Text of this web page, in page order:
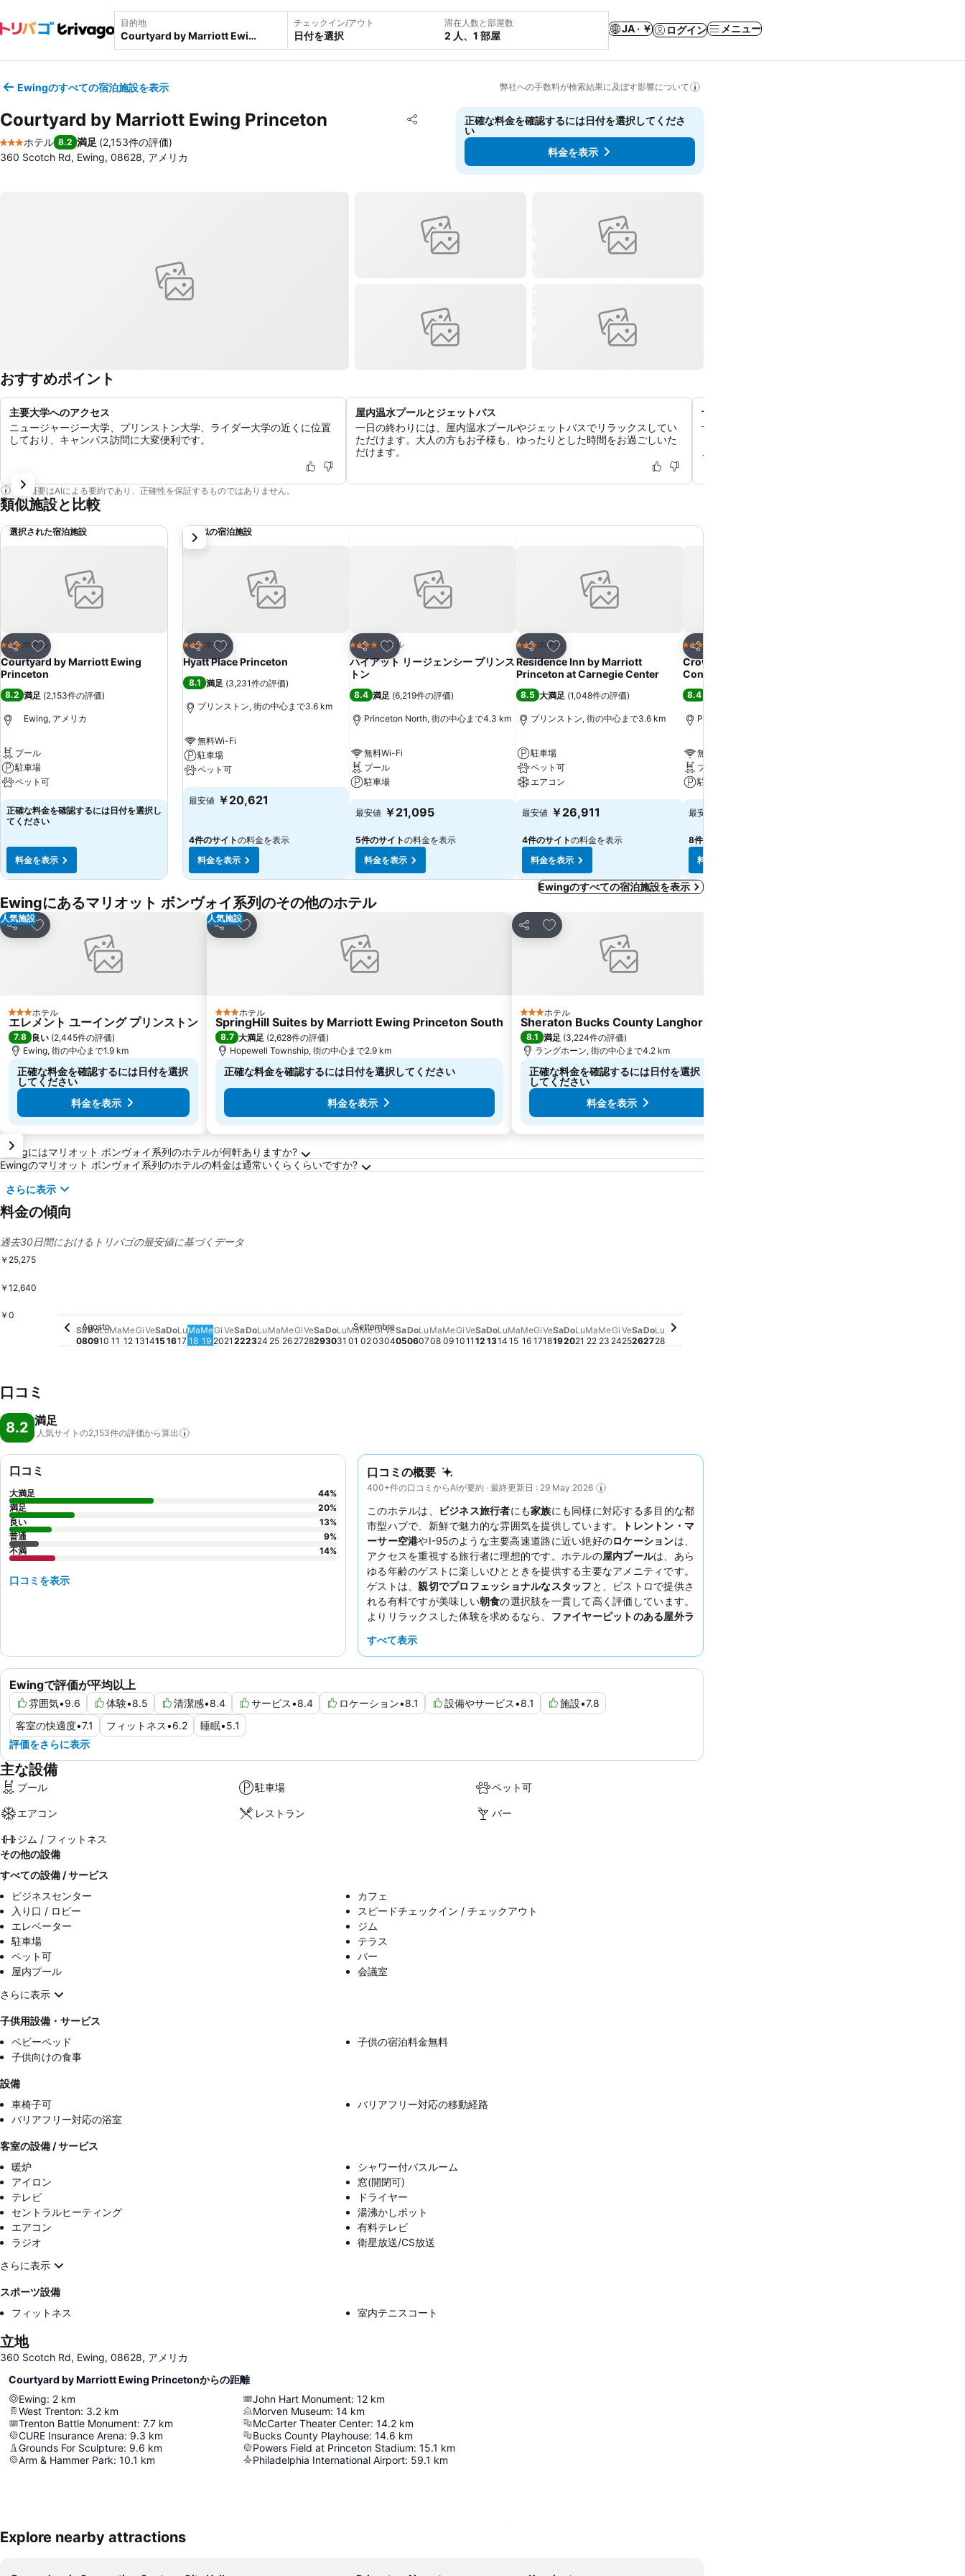
目的地 チェックイン/アウト
日付を選択
滞在人数と部屋数
2 人、1 部屋
JA · ￥ ログイン メニュー
Ewingのすべての宿泊施設を表示 弊社への手数料が検索結果に及ぼす影響について
Courtyard by Marriott Ewing Princeton シェア
お気に入りに追加
3 ホテルのランク
ホテル 8.2 満足 (2,153件の評価)
360 Scotch Rd, Ewing, 08628, アメリカ
正確な料金を確認するには日付を選択してくださ
い
料金を表示
おすすめポイント
主要大学へのアクセス
ニュージャージー大学、プリンストン大学、ライダー大学の近くに位置
しており、キャンパス訪問に大変便利です。
屋内温水プールとジェットバス
一日の終わりには、屋内温水プールやジェットバスでリラックスしてい
ただけます。大人の方もお子様も、ゆったりとした時間をお過ごしいた
だけます。
ザ・ビストロでの館内ダイニング
ザ・ビストロでは、カジュアルな雰囲気の中で、ご朝食
ご用意しております。
この概要はAIによる要約であり、正確性を保証するものではありません。
類似施設と比較
選択された宿泊施設
シェア
お気に入りに追加
3 ホテルのランク
ホテル
Courtyard by Marriott Ewing
Princeton
8.2 満足 (2,153件の評価)
Ewing, アメリカ
プール
駐車場
ペット可
正確な料金を確認するには日付を選択し
てください
料金を表示
類似の宿泊施設
シェア
お気に入りに追加
3 ホテルのランク
ホテル
Hyatt Place Princeton
8.1 満足 (3,231件の評価)
プリンストン, 街の中心まで3.6 km
無料Wi-Fi
駐車場
ペット可
最安値 ￥20,621
4件のサイトの料金を表示
料金を表示
シェア
お気に入りに追加
4 ホテルのランク
ホテル
ハイアット リージェンシー プリンス
トン
8.4 満足 (6,219件の評価)
Princeton North, 街の中心まで4.3 km
無料Wi-Fi
プール
駐車場
最安値 ￥21,095
5件のサイトの料金を表示
料金を表示
シェア
お気に入りに追加
3 ホテルのランク
ホテル
Residence Inn by Marriott
Princeton at Carnegie Center
8.5 大満足 (1,048件の評価)
プリンストン, 街の中心まで3.6 km
駐車場
ペット可
エアコン
最安値 ￥26,911
4件のサイトの料金を表示
料金を表示
シェア
4 ホテルのランク
Crowne Plaza Princeton -
Conference Center By Ihg
8.4
Plainsboro, 街の中心まで0.7 km
無料Wi-Fi
プール
駐車場
最安値
8件のサイト
料金を表示
次
Ewingのすべての宿泊施設を表示
Ewingにあるマリオット ボンヴォイ系列のその他のホテル
人気施設
シェア
お気に入りに追加
3 ホテルのランク
ホテル
エレメント ユーイング プリンストン
7.8 良い (2,445件の評価)
Ewing, 街の中心まで1.9 km
正確な料金を確認するには日付を選択
してください
料金を表示
人気施設
シェア
お気に入りに追加
3 ホテルのランク
ホテル
SpringHill Suites by Marriott Ewing Princeton South
8.7 大満足 (2,628件の評価)
Hopewell Township, 街の中心まで2.9 km
正確な料金を確認するには日付を選択してください
料金を表示
シェア
お気に入りに追加
3 ホテルのランク
ホテル
Sheraton Bucks County Langhorne
8.1 満足 (3,224件の評価)
ラングホーン, 街の中心まで4.2 km
正確な料金を確認するには日付を選択
してください
料金を表示
Ewingに関するよくある質問
Ewingにはマリオット ボンヴォイ系列のホテルが何軒ありますか?
Ewingのマリオット ボンヴォイ系列のホテルの料金は通常いくらくらいですか?
さらに表示
料金の傾向
過去30日間におけるトリバゴの最安値に基づくデータ
￥25,275
￥12,640
￥0
Sabato, Agosto 08
この日付の価格動向はありません
Agosto
Sa
08
Domenica, Agosto 09
この日付の価格動向はありません
Do
09
Lu
10
Martedì, Agosto 11
この日付の価格動向はありません
Ma
11
Mercoledì, Agosto 12
この日付の価格動向はありません
Me
12
Giovedì, Agosto 13
この日付の価格動向はありません
Gi
13
Venerdì, Agosto 14
この日付の価格動向はありません
Ve
14
Sabato, Agosto 15
この日付の価格動向はありません
Sa
15
Domenica, Agosto 16
この日付の価格動向はありません
Do
16
Lunedì, Agosto 17
この日付の価格動向はありません
Lu
17
Martedì, Agosto 18
この日付の価格動向はありません
Ma
18
Me
19
Giovedì, Agosto 20
この日付の価格動向はありません
Gi
20
Venerdì, Agosto 21
この日付の価格動向はありません
Ve
21
Sabato, Agosto 22
この日付の価格動向はありません
Sa
22
Domenica, Agosto 23
この日付の価格動向はありません
Do
23
Lunedì, Agosto 24
この日付の価格動向はありません
Lu
24
Martedì, Agosto 25
この日付の価格動向はありません
Ma
25
Mercoledì, Agosto 26
この日付の価格動向はありません
Me
26
Giovedì, Agosto 27
この日付の価格動向はありません
Gi
27
Venerdì, Agosto 28
この日付の価格動向はありません
Ve
28
Sabato, Agosto 29
この日付の価格動向はありません
Sa
29
Domenica, Agosto 30
この日付の価格動向はありません
Do
30
Lunedì, Agosto 31
この日付の価格動向はありません
Lu
31
Martedì, Settembre 01
この日付の価格動向はありません
Settembre
Ma
01
Mercoledì, Settembre 02
この日付の価格動向はありません
Me
02
Giovedì, Settembre 03
この日付の価格動向はありません
Gi
03
Venerdì, Settembre 04
この日付の価格動向はありません
Ve
04
Sabato, Settembre 05
この日付の価格動向はありません
Sa
05
Domenica, Settembre 06
この日付の価格動向はありません
Do
06
Lunedì, Settembre 07
この日付の価格動向はありません
Lu
07
Martedì, Settembre 08
この日付の価格動向はありません
Ma
08
Mercoledì, Settembre 09
この日付の価格動向はありません
Me
09
Giovedì, Settembre 10
この日付の価格動向はありません
Gi
10
Venerdì, Settembre 11
この日付の価格動向はありません
Ve
11
Sabato, Settembre 12
この日付の価格動向はありません
Sa
12
Domenica, Settembre 13
この日付の価格動向はありません
Do
13
Lunedì, Settembre 14
この日付の価格動向はありません
Lu
14
Martedì, Settembre 15
この日付の価格動向はありません
Ma
15
Mercoledì, Settembre 16
この日付の価格動向はありません
Me
16
Giovedì, Settembre 17
この日付の価格動向はありません
Gi
17
Venerdì, Settembre 18
この日付の価格動向はありません
Ve
18
Sabato, Settembre 19
この日付の価格動向はありません
Sa
19
Domenica, Settembre 20
この日付の価格動向はありません
Do
20
Lunedì, Settembre 21
この日付の価格動向はありません
Lu
21
Martedì, Settembre 22
この日付の価格動向はありません
Ma
22
Mercoledì, Settembre 23
この日付の価格動向はありません
Me
23
Giovedì, Settembre 24
この日付の価格動向はありません
Gi
24
Venerdì, Settembre 25
この日付の価格動向はありません
Ve
25
Sabato, Settembre 26
この日付の価格動向はありません
Sa
26
Domenica, Settembre 27
この日付の価格動向はありません
Do
27
Lunedì, Settembre 28
この日付の価格動向はありません
Lu
28
口コミ
8.2 満足
人気サイトの2,153件の評価から算出
口コミの概要
400+件の口コミからAIが要約 · 最終更新日 : 29 May 2026
このホテルは、 ビジネス旅行者にも家族にも同様に対応する多目的な都
市型ハブで、新鮮で魅力的な雰囲気を提供しています。
トレントン・マ
ーサー空港やI-95のような主要高速道路に近い絶好のロケーションは、
アクセスを重視する旅行者に理想的です。ホテルの屋内プールは、あら
ゆる年齢のゲストに楽しいひとときを提供する主要なアメニティです。
ゲストは、親切でプロフェッショナルなスタッフ と、ビストロで提供さ
れる有料ですが美味しい朝食の選択肢を一貫して高く評価しています。
よりリラックスした体験を求めるなら、 ファイヤーピットのある屋外ラ
すべて表示
Ewingで評価が平均以上
雰囲気•9.6 体験•8.5 清潔感•8.4 サービス•8.4 ロケーション•8.1 設備やサービス•8.1 施設•7.8
客室の快適度•7.1 フィットネス•6.2 睡眠•5.1
評価をさらに表示
口コミ
大満足 44%
満足
20%
良い
13%
普通
9%
不満
14%
口コミを表示
主な設備
プール 駐車場 ペット可
エアコン レストラン バー
ジム / フィットネス
その他の設備
すべての設備 / サービス
ビジネスセンター
カフェ
入り口 / ロビー
スピードチェックイン / チェックアウト
エレベーター
ジム
駐車場
テラス
ペット可
バー
屋内プール
会議室
さらに表示
子供用設備・サービス
ベビーベッド
子供の宿泊料金無料
子供向けの食事
設備
車椅子可
バリアフリー対応の移動経路
バリアフリー対応の浴室
客室の設備 / サービス
暖炉
シャワー付バスルーム
アイロン
窓(開閉可)
テレビ
ドライヤー
セントラルヒーティング
湯沸かしポット
エアコン
有料テレビ
ラジオ
衛星放送/CS放送
さらに表示
スポーツ設備
フィットネス
室内テニスコート
立地
360 Scotch Rd, Ewing, 08628, アメリカ
Courtyard by Marriott Ewing Princetonからの距離
Ewing: 2 km
West Trenton: 3.2 km
Trenton Battle Monument: 7.7 km
CURE Insurance Arena: 9.3 km
Grounds For Sculpture: 9.6 km
Arm & Hammer Park: 10.1 km
John Hart Monument: 12 km
Morven Museum: 14 km
McCarter Theater Center: 14.2 km
Bucks County Playhouse: 14.6 km
Powers Field at Princeton Stadium: 15.1 km
Philadelphia International Airport: 59.1 km
Explore nearby attractions